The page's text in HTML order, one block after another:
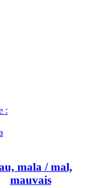
:
mala / mal,
mauvais